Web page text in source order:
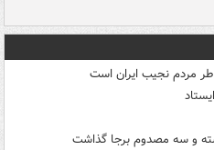
مردم نجیب ایران است